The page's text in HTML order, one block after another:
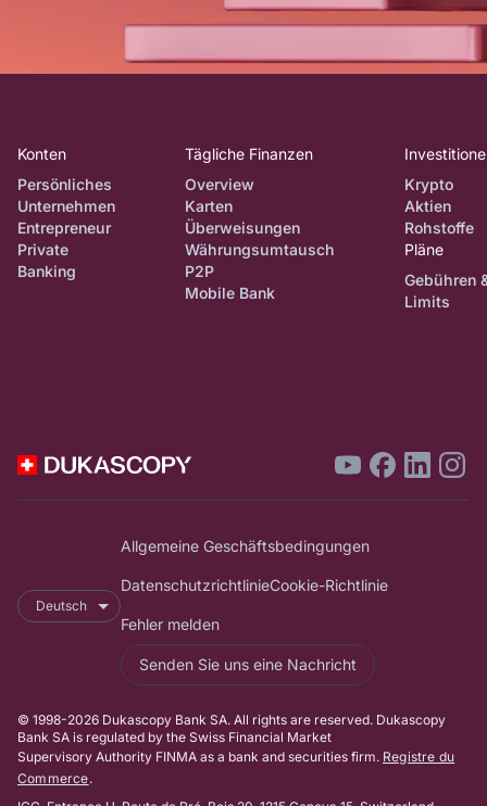
Konten
Persönliches
Unternehmen
Entrepreneur
Private
Banking
Tägliche Finanzen
Overview
Karten
Überweisungen
Währungsumtausch
P2P
Mobile Bank
Krypto
Aktien
Rohstoffe
Pläne
Gebühren
Limits
Deutsch
Allgemeine Geschäftsbedingungen
DatenschutzrichtlinieCookie-Richtlinie
Fehler melden
Senden Sie uns eine Nachricht
© 1998-2026 Dukascopy Bank SA. All rights are reserved. Dukascopy
Bank SA is regulated by the Swiss Financial Market
Supervisory Authority FINMA as a bank and securities firm. Registre du
Commerce.